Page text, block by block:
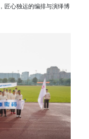
匠心独运的编排与演绎博